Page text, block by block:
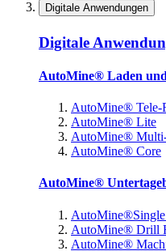
Digitale Anwendungen
Digitale
AutoMine® Laden
AutoMine® Tele-
AutoMine® Lite
AutoMine®
AutoMine® Core
AutoMine®
AutoMine® Drill
AutoMine®